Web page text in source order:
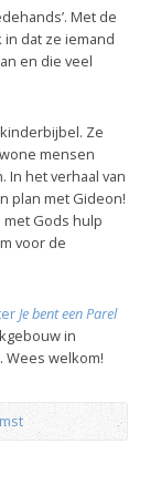
Met de
dat ze iemand
en die veel
Ze
mensen
In het verhaal van
plan met Gideon!
Gods hulp
voor de
Je bent een Parel
in
Wees welkom!